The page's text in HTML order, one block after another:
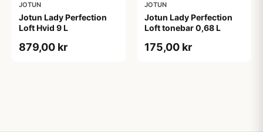
JOTUN
Jotun Lady Perfection
Loft Hvid 9 L
879,00 kr
JOTUN
Jotun Lady Perfection
Loft tonebar 0,68 L
175,00 kr